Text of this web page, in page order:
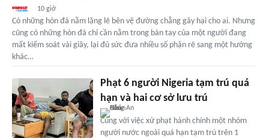
10 giờ
Có những hòn đá nằm lặng lẽ bên vệ đường chẳng gây hại cho ai. Nhưng
cũng có những hòn đá chỉ cần nằm trong bàn tay của một người đang
mất kiểm soát vài giây, lại đủ sức đưa nhiều số phận rẽ sang một hướng
khác…
Phạt 6 người Nigeria tạm trú quá
hạn và hai cơ sở lưu trú
Cùng với việc xử phạt hành chính một nhóm
người nước ngoài quá hạn tạm trú trên 1